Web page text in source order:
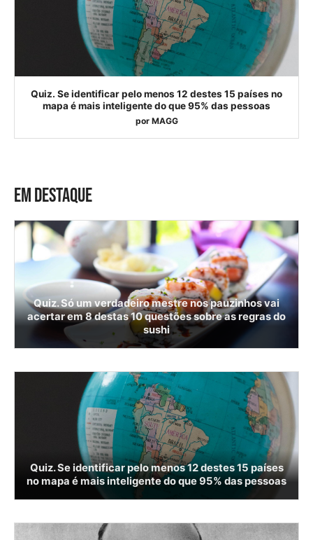
Quiz. Se identificar pelo menos 12 destes 15 países no
mapa é mais inteligente do que 95% das pessoas
por MAGG
EM DESTAQUE
Quiz. Só um verdadeiro mestre nos pauzinhos vai
acertar em 8 destas 10 questões sobre as regras do
sushi
Quiz. Se identificar pelo menos 12 destes 15 países
no mapa é mais inteligente do que 95% das pessoas